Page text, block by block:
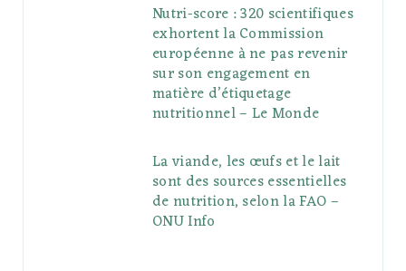
Nutri-score : 320 scientifiques
exhortent la Commission
européenne à ne pas revenir
sur son engagement en
matière d’étiquetage
nutritionnel – Le Monde
La viande, les œufs et le lait
sont des sources essentielles
de nutrition, selon la FAO –
ONU Info